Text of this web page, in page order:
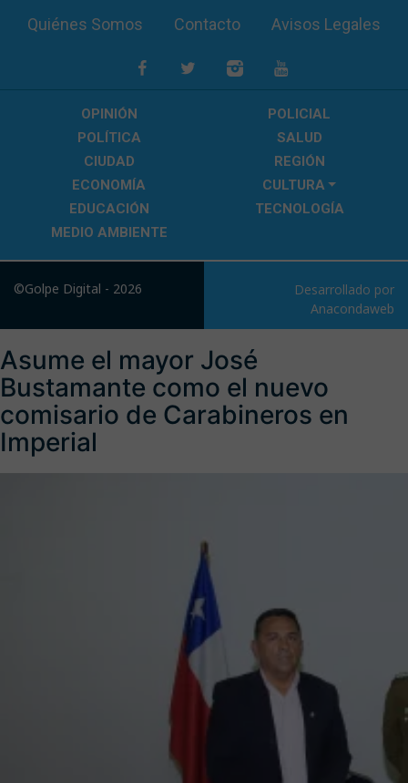
Quiénes Somos Contacto Avisos Legales
OPINIÓN
POLICIAL
POLÍTICA
SALUD
CIUDAD
REGIÓN
ECONOMÍA
CULTURA
EDUCACIÓN
TECNOLOGÍA
MEDIO AMBIENTE
©Golpe Digital - 2026
Desarrollado por
Anacondaweb
Asume el mayor José
Bustamante como el nuevo
comisario de Carabineros en
Imperial